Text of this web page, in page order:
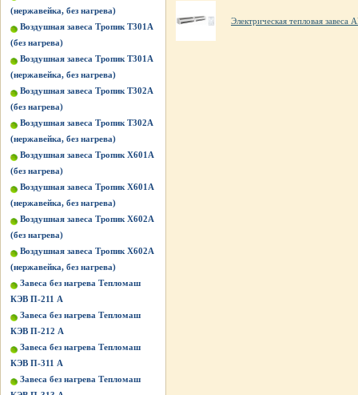
(нержавейка, без нагрева)
Воздушная завеса Тропик Т301А
(без нагрева)
Воздушная завеса Тропик Т301А
(нержавейка, без нагрева)
Воздушная завеса Тропик Т302А
(без нагрева)
Воздушная завеса Тропик Т302А
(нержавейка, без нагрева)
Воздушная завеса Тропик Х601А
(без нагрева)
Воздушная завеса Тропик Х601А
(нержавейка, без нагрева)
Воздушная завеса Тропик Х602А
(без нагрева)
Воздушная завеса Тропик Х602А
(нержавейка, без нагрева)
Завеса без нагрева Тепломаш
КЭВ П-211 А
Завеса без нагрева Тепломаш
КЭВ П-212 А
Завеса без нагрева Тепломаш
КЭВ П-311 А
Завеса без нагрева Тепломаш
Электрическая тепловая